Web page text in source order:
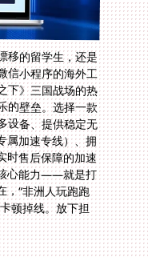
移的留学生，还是
信小程序的海外工
下》三国战场的热
的壁垒。选择一款
设备、提供稳定无
属加速专线）、拥
时售后保障的加速
心能力——就是打
钥匙。现在，“非洲人玩跑跑
移过弯不再卡顿掉线。放下担